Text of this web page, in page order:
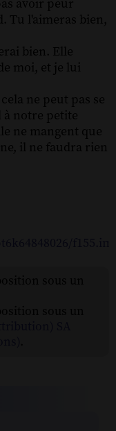
avoir peur
Tu l'aimeras bien,
bien. Elle
moi, et je lui
ne peut pas se
à notre petite
ne mangent que
il ne faudra rien